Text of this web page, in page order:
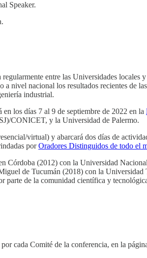
Speaker.
entre las Universidades
nivel nacional los resultados recientes de
industrial.
en los días 7 al 9 de septiembre de 2022 en la
CONICET, y la Universidad de Palermo.
virtual) y abarcará dos días de
porOradores Distinguidos de todo el
Córdoba (2012) con la Universidad
de Tucumán (2018) con la
parte de la comunidad científica y
cada Comité de la conferencia, en la